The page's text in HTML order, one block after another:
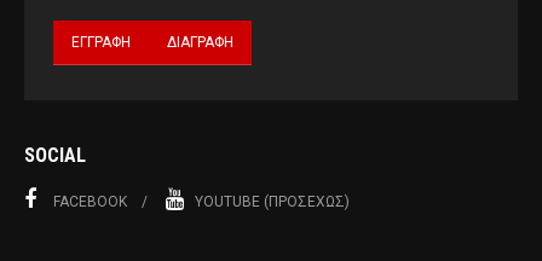
SOCIAL
FACEBOOK YOUTUBE (ΠΡΟΣΕΧΏΣ)